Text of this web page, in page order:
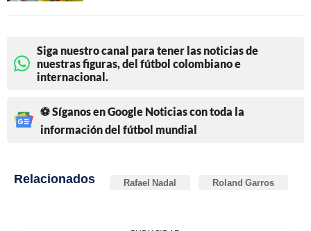
Siga nuestro canal para tener las noticias de
nuestras figuras, del fútbol colombiano e
internacional.
⚽ Síganos en Google Noticias con toda la
información del fútbol mundial
Relacionados Rafael Nadal Roland Garros